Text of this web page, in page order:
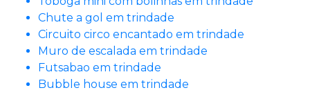
Chute a gol em trindade
Circuito circo encantado em trindade
Muro de escalada em trindade
Futsabao em trindade
Bubble house em trindade